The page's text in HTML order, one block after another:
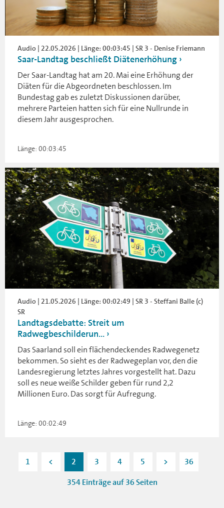
Audio | 22.05.2026 | Länge: 00:03:45 | SR 3 - Denise Friemann
Saar-Landtag beschließt Diätenerhöhung
Der Saar-Landtag hat am 20. Mai eine Erhöhung der
Diäten für die Abgeordneten beschlossen. Im
Bundestag gab es zuletzt Diskussionen darüber,
mehrere Parteien hatten sich für eine Nullrunde in
diesem Jahr ausgesprochen.
Länge: 00:03:45
Audio | 21.05.2026 | Länge: 00:02:49 | SR 3 - Steffani Balle (c)
SR
Landtagsdebatte: Streit um
Radwegbeschilderun...
Das Saarland soll ein flächendeckendes Radwegenetz
bekommen. So sieht es der Radwegeplan vor, den die
Landesregierung letztes Jahres vorgestellt hat. Dazu
soll es neue weiße Schilder geben für rund 2,2
Millionen Euro. Das sorgt für Aufregung.
Länge: 00:02:49
1 < 2 3 4 5 > 36
354 Einträge auf 36 Seiten